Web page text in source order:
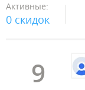
Активные:
0 скидок
9